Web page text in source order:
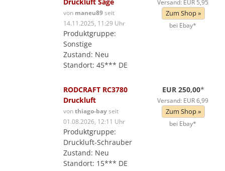
von maneu89seit
14.11.2025, 11:29 Uhr
Produktgruppe:
Sonstige
Zustand: Neu
Standort: 45*** DE
Versand: EUR 5,95
Zum Shop »
bei Ebay*
RODCRAFT RC3780
Druckluft
vonthiago-bayseit
01.08.2026, 12:11 Uhr
Produktgruppe:
Druckluft-Schrauber
Zustand: Neu
Standort: 15*** DE
EUR 250,00*
Versand: EUR 6,99
Zum Shop »
bei Ebay*